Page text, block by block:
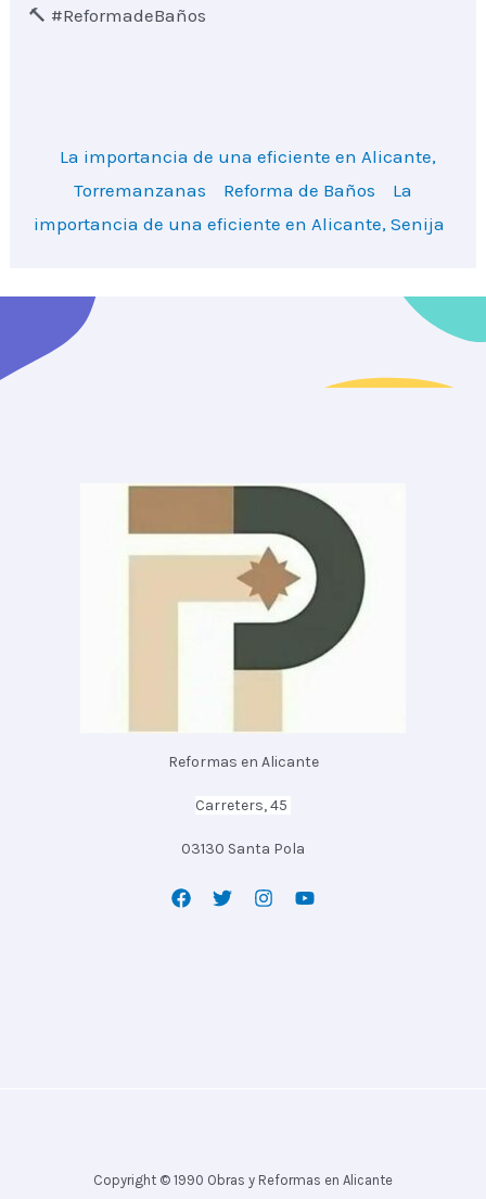
🔨 #ReformadeBaños
La importancia de una eficiente en Alicante,
Torremanzanas
Reforma de Baños
La
importancia de una eficiente en Alicante, Senija
Reformas en Alicante
Carreters, 45
03130 Santa Pola
Copyright © 1990 Obras y Reformas en Alicante